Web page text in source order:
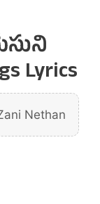
Lyrics
Nethan